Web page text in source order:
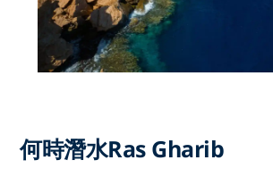
何時潛水Ras Gharib